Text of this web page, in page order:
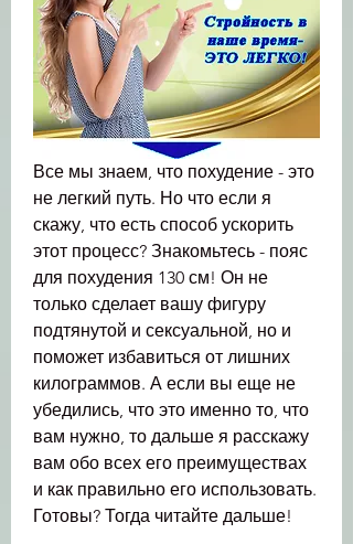
Все мы знаем, что похудение - это
не легкий путь. Но что если я
скажу, что есть способ ускорить
этот процесс? Знакомьтесь - пояс
для похудения 130 см! Он не
только сделает вашу фигуру
подтянутой и сексуальной, но и
поможет избавиться от лишних
килограммов. А если вы еще не
убедились, что это именно то, что
вам нужно, то дальше я расскажу
вам обо всех его преимуществах
и как правильно его использовать.
Готовы? Тогда читайте дальше!